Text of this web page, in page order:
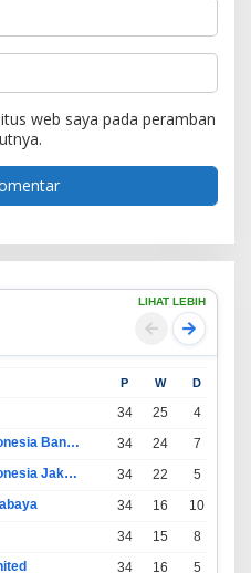
web saya pada peramban
LIHAT LEBIH
P W D
34 25 4
Persatuan Sepak Bola Indonesia Bandung 34 24 7
Persatuan Sepak Bola Indonesia Jakarta 34 22 5
34 16 10
34 15 8
34 16 5